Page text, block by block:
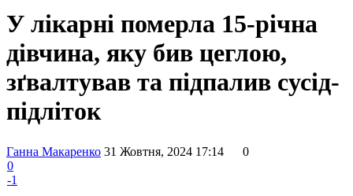
У лікарні померла 15-річна
дівчина, яку бив цеглою,
зґвалтував та підпалив сусід-
підліток
Ганна Макаренко 31 Жовтня, 2024 17:14
0
0
-1